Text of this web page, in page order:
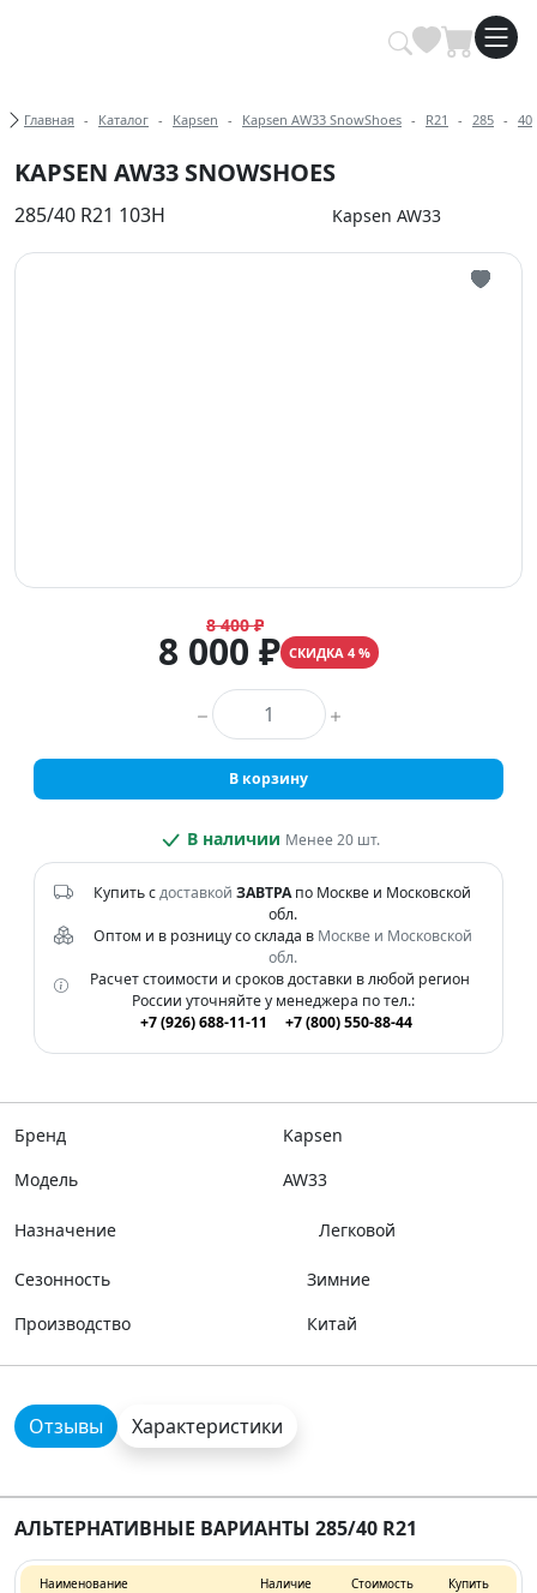
Купить автомобильные шины
Хлебные крошки
Главная Каталог Kapsen Kapsen AW33 SnowShoes R21 285 40
KAPSEN AW33 SNOWSHOES
285/40 R21 103H Kapsen AW33
8 400 ₽
8 000 ₽ СКИДКА 4 %
Количество товара
В корзину
В наличии Менее 20 шт.
Купить сдоставкой ЗАВТРАпо Москве и Московской
обл.
Оптом и в розницу со склада в Москве и Московской
обл.
Расчет стоимости и сроков доставки в любой регион
России уточняйте у менеджера по тел.:
+7 (926) 688-11-11
+7 (800) 550-88-44
Бренд
Kapsen
Модель
AW33
Назначение Легковой
Сезонность
Зимние
Производство
Китай
Отзывы Характеристики
АЛЬТЕРНАТИВНЫЕ ВАРИАНТЫ 285/40 R21
Наименование Наличие Стоимость Купить